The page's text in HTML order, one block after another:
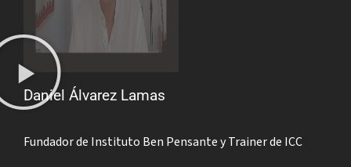
Daniel Álvarez Lamas
Fundador de Instituto Ben Pensante y Trainer de ICC